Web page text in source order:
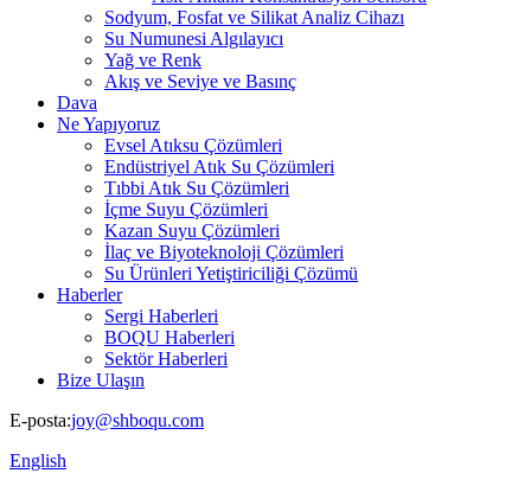
Sodyum, Fosfat ve Silikat Analiz Cihazı
Su Numunesi Algılayıcı
Yağ ve Renk
Akış ve Seviye ve Basınç
Dava
Ne Yapıyoruz
Evsel Atıksu Çözümleri
Endüstriyel Atık Su Çözümleri
Tıbbi Atık Su Çözümleri
İçme Suyu Çözümleri
Kazan Suyu Çözümleri
İlaç ve Biyoteknoloji Çözümleri
Su Ürünleri Yetiştiriciliği Çözümü
Haberler
Sergi Haberleri
BOQU Haberleri
Sektör Haberleri
Bize Ulaşın
E-posta:joy@shboqu.com
English